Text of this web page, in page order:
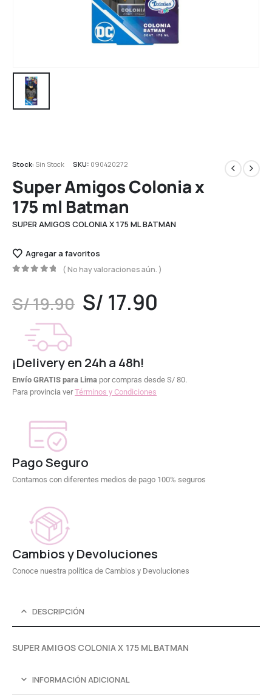
Stock: Sin Stock SKU: 090420272
Super Amigos Colonia x
175 ml Batman
SUPER AMIGOS COLONIA X 175 ML BATMAN
Agregar a favoritos
( No hay valoraciones aún. )
S/19.90 S/ 17.90
¡Delivery en 24h a 48h!
Envío GRATIS para Lima por compras desde S/ 80.
Para provincia verTérminos y Condiciones
Pago Seguro
Contamos con diferentes medios de pago 100% seguros
Cambios y Devoluciones
Conoce nuestra política de Cambios y Devoluciones
DESCRIPCIÓN
SUPER AMIGOS COLONIA X 175 ML BATMAN
INFORMACIÓN ADICIONAL